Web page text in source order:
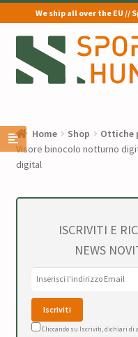
We ship all over the EU //
Vai
alla
navigazione
Vai
al
contenuto
Home Shop Ottiche
Visore binocolo notturno
digital
ISCRIVITI E
NEWS
Cliccando su Iscriviti, dichiari di